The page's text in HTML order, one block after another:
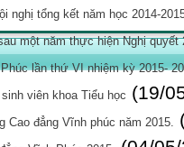
nghị tổng kết năm học 2014-
một năm thực hiện Nghị quyết
lần thứ VI nhiệm kỳ 2015-
viên khoa Tiểu học (19/
Cao đẳng Vĩnh phúc năm 2015.